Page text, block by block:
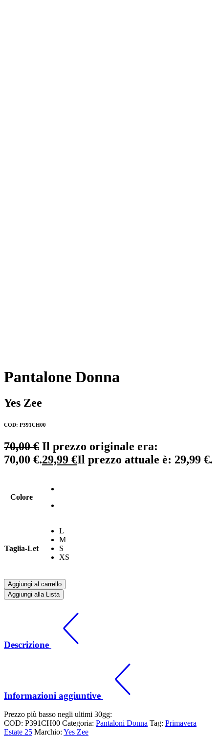
Pantalone Donna
Yes Zee
COD: P391CH00
70,00€ Il prezzo originale era:
70,00 €.29,99 €Il prezzo attuale è: 29,99 €.
Colore
Taglia-Let
L
M
S
XS
Aggiungi al carrello
Aggiungi alla Lista
Descrizione
Informazioni aggiuntive
Prezzo più basso negli ultimi 30gg:
COD: P391CH00 Categoria: Pantaloni Donna Tag: Primavera
Estate 25 Marchio: Yes Zee